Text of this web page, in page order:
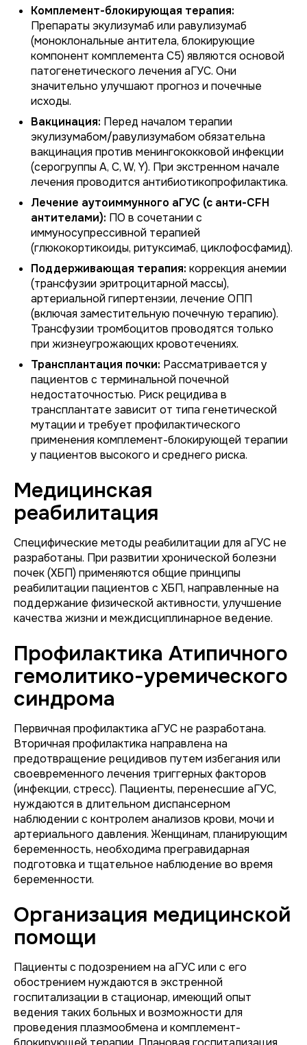
Комплемент-блокирующая терапия:
Препараты экулизумаб или равулизумаб
(моноклональные антитела, блокирующие
компонент комплемента С5) являются основой
патогенетического лечения аГУС. Они
значительно улучшают прогноз и почечные
исходы.
Вакцинация: Перед началом терапии
экулизумабом/равулизумабом обязательна
вакцинация против менингококковой инфекции
(серогруппы A, C, W, Y). При экстренном начале
лечения проводится антибиотикопрофилактика.
Лечение аутоиммунного аГУС (с анти-CFH
антителами): ПО в сочетании с
иммуносупрессивной терапией
(глюкокортикоиды, ритуксимаб, циклофосфамид).
Поддерживающая терапия: коррекция анемии
(трансфузии эритроцитарной массы),
артериальной гипертензии, лечение ОПП
(включая заместительную почечную терапию).
Трансфузии тромбоцитов проводятся только
при жизнеугрожающих кровотечениях.
Трансплантация почки: Рассматривается у
пациентов с терминальной почечной
недостаточностью. Риск рецидива в
трансплантате зависит от типа генетической
мутации и требует профилактического
применения комплемент-блокирующей терапии
у пациентов высокого и среднего риска.
Медицинская
реабилитация
Специфические методы реабилитации для аГУС не
разработаны. При развитии хронической болезни
почек (ХБП) применяются общие принципы
реабилитации пациентов с ХБП, направленные на
поддержание физической активности, улучшение
качества жизни и междисциплинарное ведение.
Профилактика Атипичного
гемолитико-уремического
синдрома
Первичная профилактика аГУС не разработана.
Вторичная профилактика направлена на
предотвращение рецидивов путем избегания или
своевременного лечения триггерных факторов
(инфекции, стресс). Пациенты, перенесшие аГУС,
нуждаются в длительном диспансерном
наблюдении с контролем анализов крови, мочи и
артериального давления. Женщинам, планирующим
беременность, необходима прегравидарная
подготовка и тщательное наблюдение во время
беременности.
Организация медицинской
помощи
Пациенты с подозрением на аГУС или с его
обострением нуждаются в экстренной
госпитализации в стационар, имеющий опыт
ведения таких больных и возможности для
проведения плазмообмена и комплемент-